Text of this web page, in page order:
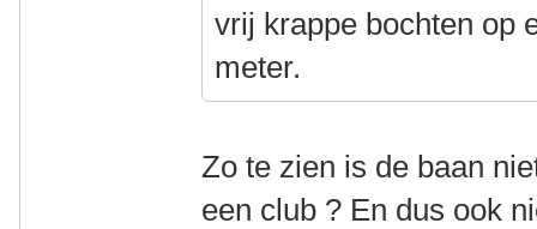
vrij krappe bochten op
meter.
Zo te zien is de baan
een club ? En dus ook